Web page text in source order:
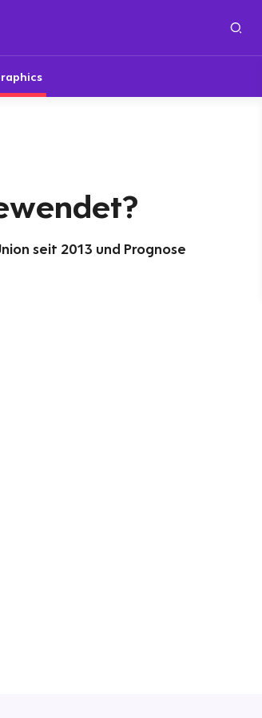
seit 2013 und Prognose